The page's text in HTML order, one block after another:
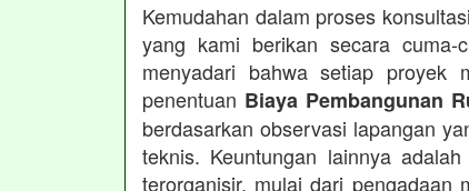
Kemudahan dalam proses
yang kami berikan secara
menyadari bahwa setiap proyek
penentuan Biaya Pembangunan
berdasarkan observasi lapangan
teknis. Keuntungan lainnya
terorganisir, mulai dari pengadaan